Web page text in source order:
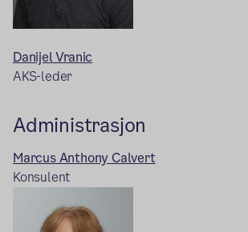
Danijel Vranic
AKS-leder
Administrasjon
Marcus Anthony Calvert
Konsulent